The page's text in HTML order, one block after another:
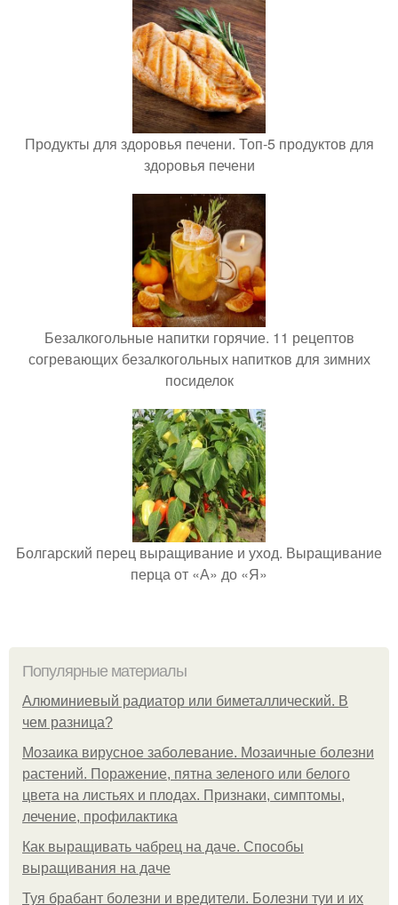
Продукты для здоровья печени. Топ-5 продуктов для
здоровья печени
Безалкогольные напитки горячие. 11 рецептов
согревающих безалкогольных напитков для зимних
посиделок
Болгарский перец выращивание и уход. Выращивание
перца от «А» до «Я»
Популярные материалы
Алюминиевый радиатор или биметаллический. В
чем разница?
Мозаика вирусное заболевание. Мозаичные болезни
растений. Поражение, пятна зеленого или белого
цвета на листьях и плодах. Признаки, симптомы,
лечение, профилактика
Как выращивать чабрец на даче. Способы
выращивания на даче
Туя брабант болезни и вредители. Болезни туи и их